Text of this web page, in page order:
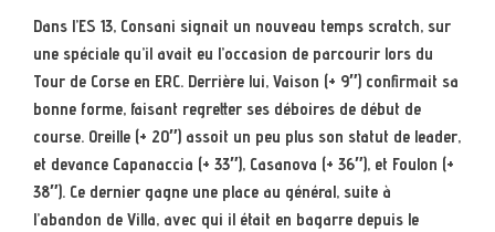
Dans l’ES 13, Consani signait un nouveau temps scratch, sur
une spéciale qu’il avait eu l’occasion de parcourir lors du
Tour de Corse en ERC. Derrière lui, Vaison (+ 9″) confirmait sa
bonne forme, faisant regretter ses déboires de début de
course. Oreille (+ 20″) assoit un peu plus son statut de leader,
et devance Capanaccia (+ 33″), Casanova (+ 36″), et Foulon (+
38″). Ce dernier gagne une place au général, suite à
l’abandon de Villa, avec qui il était en bagarre depuis le